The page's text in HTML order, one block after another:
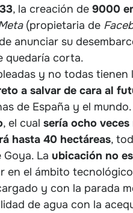
, la creación de 9000
(propietaria de
anunciar su
quedaría corta.
y no todas tienen
a salvar de cara al
de España y el mundo.
, el cual sería ocho veces
hasta 40 hectáreas,
La ubicación no es
en el ámbito
y con la parada
de agua con la